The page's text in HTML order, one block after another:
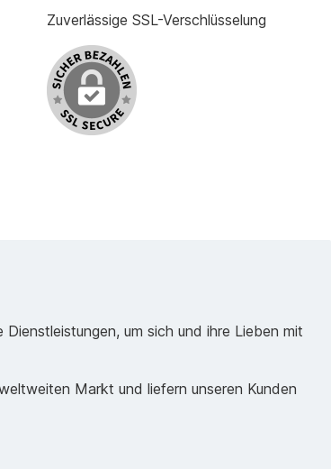
Zuverlässige SSL-Verschlüsselung
um sich und ihre Lieben mit
Markt und liefern unseren Kunden